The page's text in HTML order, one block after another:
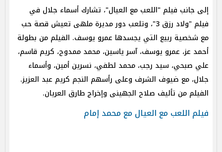
إلى جانب فيلم "اللعب مع العيال"، تشارك أسماء جلال في
فيلم "ولاد رزق 3"، وتلعب دور مديرة ملهى تعيش قصة حب
مع شخصية ربيع التي يجسدها عمرو يوسف. الفيلم من بطولة
أحمد عز، عمرو يوسف، آسر ياسين، محمد ممدوح، كريم قاسم،
علي صبحي، سيد رجب، محمد لطفي، نسرين أمين، وأسماء
جلال، مع ضيوف الشرف وعلى رأسهم النجم كريم عبد العزيز.
الفيلم من تأليف صلاح الجهينى وإخراج طارق العريان.
فيلم اللعب مع العيال مع محمد إمام